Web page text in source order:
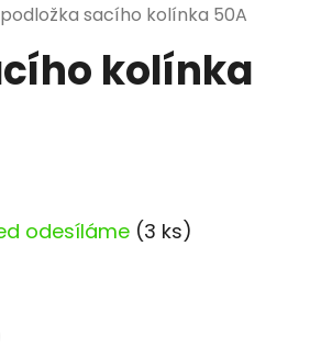
sacího kolínka 50A
kolínka
odesíláme (3 ks)